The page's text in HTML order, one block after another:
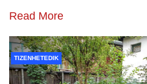
Read More
TIZENHETEDIK